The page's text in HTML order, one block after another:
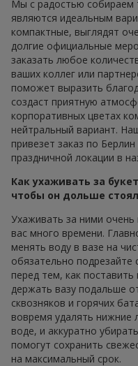
Мы с радостью собираем
являются идеальным
компактные, выглядят
долгие официальные
заказать любое
ваших коллег или
поможет выразить
создаст приятную
корпоративных цветах
нейтральный вариант.
привезет заказ по
праздничной локации в
Как ухаживать за
чтобы он дольше
Ухаживать за ними
вас много времени.
менять воду в вазе на
обязательно
перед тем, как
держать вазу подальше
сквозняков и горячих
вовремя удалять нижние
воде, и аккуратно
помогут сохранить
на максимальный срок.